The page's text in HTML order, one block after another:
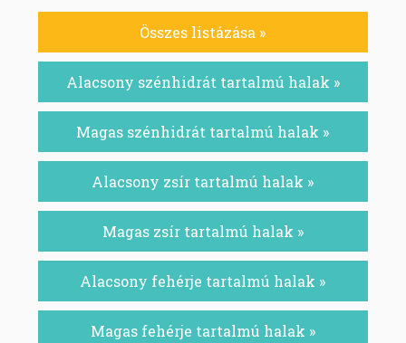
Összes listázása »
Alacsony szénhidrát tartalmú halak »
Magas szénhidrát tartalmú halak »
Alacsony zsír tartalmú halak »
Magas zsír tartalmú halak »
Alacsony fehérje tartalmú halak »
Magas fehérje tartalmú halak »